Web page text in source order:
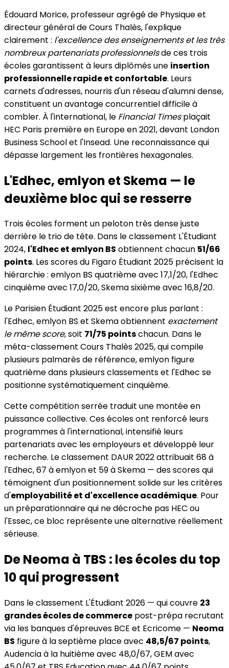
Édouard Morice, professeur agrégé de Physique et
directeur général de Cours Thalès, l'explique
clairement : l'excellence des enseignements et les très
nombreux partenariats professionnelsde ces trois
écoles garantissent à leurs diplômés une insertion
professionnelle rapide et confortable. Leurs
carnets d'adresses, nourris d'un réseau d'alumni dense,
constituent un avantage concurrentiel difficile à
combler. À l'international, le Financial Timesplaçait
HEC Paris première en Europe en 2021, devant London
Business School et l'Insead. Une reconnaissance qui
dépasse largement les frontières hexagonales.
L'Edhec, emlyon et Skema — le
deuxième bloc qui se resserre
Trois écoles forment un peloton très dense juste
derrière le trio de tête. Dans le classement L'Étudiant
2024, l'Edhec et emlyon BS obtiennent chacun 51/66
points. Les scores du Figaro Étudiant 2025 précisent la
hiérarchie : emlyon BS quatrième avec 17,1/20, l'Edhec
cinquième avec 17,0/20, Skema sixième avec 16,8/20.
Le Parisien Étudiant 2025 est encore plus parlant :
l'Edhec, emlyon BS et Skema obtiennent exactement
le même score, soit 71/75 pointschacun. Dans le
méta-classement Cours Thalès 2025, qui compile
plusieurs palmarès de référence, emlyon figure
quatrième dans plusieurs classements et l'Edhec se
positionne systématiquement cinquième.
Cette compétition serrée traduit une montée en
puissance collective. Ces écoles ont renforcé leurs
programmes à l'international, intensifié leurs
partenariats avec les employeurs et développé leur
recherche. Le classement DAUR 2022 attribuait 68 à
l'Edhec, 67 à emlyon et 59 à Skema — des scores qui
témoignent d'un positionnement solide sur les critères
d'employabilité et d'excellence académique. Pour
un préparationnaire qui ne décroche pas HEC ou
l'Essec, ce bloc représente une alternative réellement
sérieuse.
De Neoma à TBS : les écoles du top
10 qui progressent
Dans le classement L'Étudiant 2026 — qui couvre 23
grandes écoles de commerce post-prépa recrutant
via les banques d'épreuves BCE et Ecricome — Neoma
BS figure à la septième place avec 48,5/67 points,
Audencia à la huitième avec 48,0/67, GEM avec